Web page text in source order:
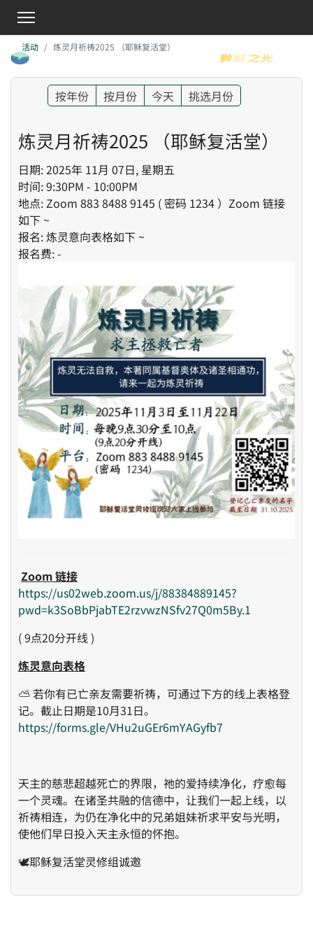
活动 炼灵月祈祷2025 （耶稣复活堂）
按年份 按月份 今天 挑选月份
炼灵月祈祷2025 （耶稣复活堂）
日期: 2025年 11月 07日, 星期五
时间: 9:30PM - 10:00PM
地点: Zoom 883 8488 9145 ( 密码 1234 ）Zoom 链接
如下 ~
报名: 炼灵意向表格如下 ~
报名费: -
Zoom 链接
https://us02web.zoom.us/j/88384889145?
pwd=k3SoBbPjabTE2rzvwzNSfv27Q0m5By.1
( 9点20分开线 )
炼灵意向表格
⛅ 若你有已亡亲友需要祈祷，可通过下方的线上表格登
记。截止日期是10月31日。
https://forms.gle/VHu2uGEr6mYAGyfb7
天主的慈悲超越死亡的界限，祂的爱持续净化，疗愈每
一个灵魂。在诸圣共融的信德中，让我们一起上线，以
祈祷相连，为仍在净化中的兄弟姐妹祈求平安与光明，
使他们早日投入天主永恒的怀抱。
🕊️耶稣复活堂灵修组诚邀